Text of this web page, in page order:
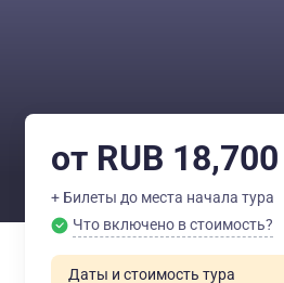
от RUB 18,700
+ Билеты до места начала тура
Что включено в стоимость?
Даты и стоимость тура